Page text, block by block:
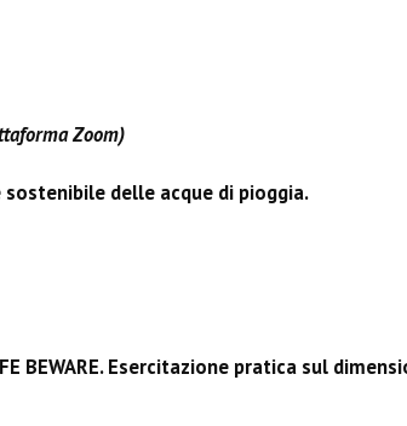
Zoom)
delle acque di pioggia.
Esercitazione pratica sul